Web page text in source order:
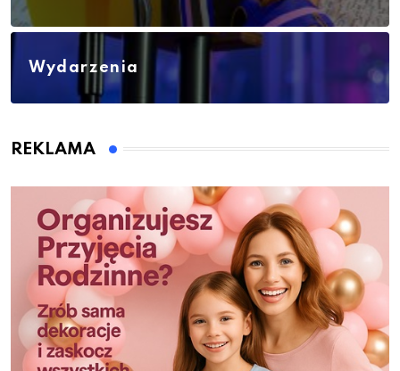
Wydarzenia
REKLAMA